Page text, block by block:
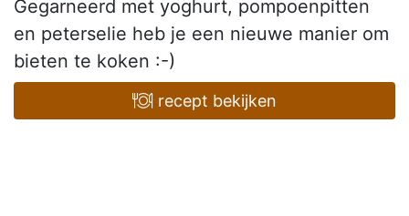
Gegarneerd met yoghurt, pompoenpitten
en peterselie heb je een nieuwe manier om
bieten te koken :-)
recept bekijken